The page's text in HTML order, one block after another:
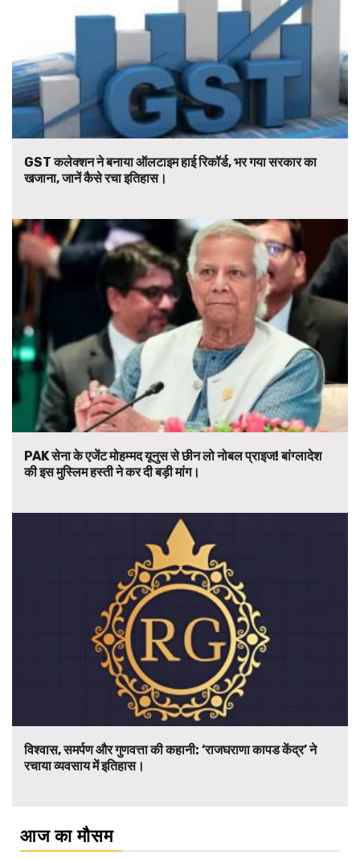
GST कलेक्शन ने बनाया ऑलटाइम हाई रिकॉर्ड, भर गया सरकार का
खजाना, जानें कैसे रचा इतिहास।
PAK सेना के एजेंट मोहम्मद यूनुस से छीन लो नोबल प्राइज! बांग्लादेश
की इस मुस्लिम हस्ती ने कर दी बड़ी मांग।
विश्वास, समर्पण और गुणवत्ता की कहानी: ‘राजघराणा कापड केंद्र’ ने
रचाया व्यवसाय में इतिहास।
आज का मौसम